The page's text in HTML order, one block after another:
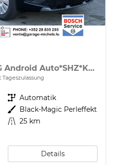
Selection 1.5 TSI DSG Android Auto*SHZ*Kamera*Keyless*2Z Klimaauto*
Getriebe Automatik
Außenfarbe Black-Magic Perleffekt
Kilometerstand 25 km
Details